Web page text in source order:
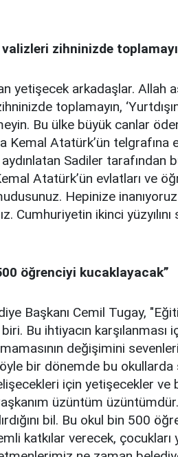
zihninizde
yetişecek arkadaşlar. Allah
toplamayın,
Bu ülke büyük canlar
Kemal Atatürk’ün telgrafına
Sadiler tarafından
Atatürk’ün evlatları ve
Hepinize
Cumhuriyetin ikinci yüzyılını
öğrenciyi kucaklayacak”
Başkanı Cemil Tugay, "
Bu ihtiyacın karşılanması
değişimini
bir dönemde bu okullarda
için yetişecekler ve
üzüntüm
bil. Bu okul bin 500
katkılar verecek,